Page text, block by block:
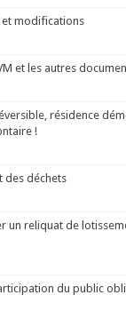
et modifications
et les autres
résidence
!
des déchets
un reliquat de
du public